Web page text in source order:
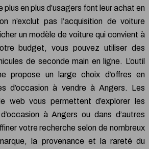
en plus d’usagers font leur achat en
n’exclut pas l’acquisition de voiture
un modèle de voiture qui convient à
budget, vous pouvez utiliser des
de seconde main en ligne. L’outil
propose un large choix d’offres en
d’occasion à vendre à Angers. Les
web vous permettent d’explorer les
à Angers ou dans d’autres
votre recherche selon de nombreux
la provenance et la rareté du